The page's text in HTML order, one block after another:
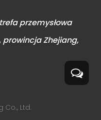
przemysłowa
Zhejiang,
Co., Ltd.